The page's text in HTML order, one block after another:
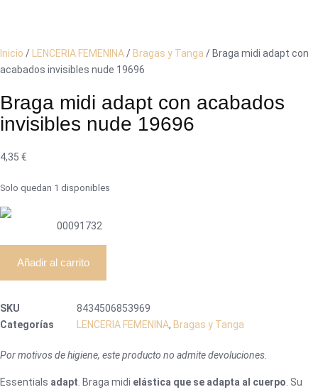
Inicio / LENCERIA FEMENINA/ Bragas y Tanga / Braga midi adapt con
acabados invisibles nude 19696
Braga midi adapt con acabados
invisibles nude 19696
4,35 €
Solo quedan 1 disponibles
00091732
midi
invisibles
nude
cantidad
Añadir al carrito
SKU
8434506853969
Categorías
LENCERIA FEMENINA, Bragas y Tanga
Por motivos de higiene, este producto no admite devoluciones.
Essentials adapt . Braga midi elástica que se adapta al cuerpo . Su